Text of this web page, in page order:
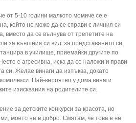
от 5-10 години малкото момиче се е
който не може да се справи с личния си
вместо да се вълнува от трепетите на
за външния си вид, за представянето си,
в училище, приемайки другите по
е агресивна, иска да се наложи и прави
си. Желае винаги да изпъква, докато
Най-вероятно у дома винаги
изисквания на родителите си.
за детските конкурси за красота, но
ми, моето не е добро. Смятам, че това е не